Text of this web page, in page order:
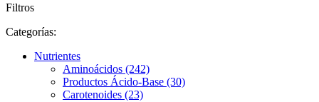
Filtros
Categorías:
Nutrientes
Aminoácidos (242)
Productos Ácido-Base (30)
Carotenoides (23)